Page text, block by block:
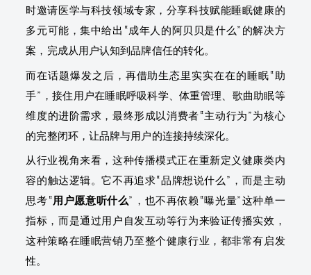
时邀请医学与科技领域专家，分享科技赋能睡眠健康的
多元可能，集中给出“成年人的阿贝贝是什么”的解决方
案，完成从用户认知到品牌信任的转化。
而在话题爆发之后，再借助生态里实实在在的睡眠“助
手”，接住用户在睡眠呼吸科学、体重管理、歌曲助眠等
维度的进阶需求，最终形成以消费者“主动行为”为核心
的完整闭环，让品牌与用户的连接持续深化。
从行业视角来看，这种传播模式正在重新定义健康类内
容的触达逻辑。它不再追求“品牌想说什么”，而是主动
思考“用户愿意听什么”，也不再依赖“曝光量”这种单一
指标，而是通过用户自发互动等行为来验证传播实效，
这种策略在睡眠营销乃至整个健康行业，都非常有启发
性。